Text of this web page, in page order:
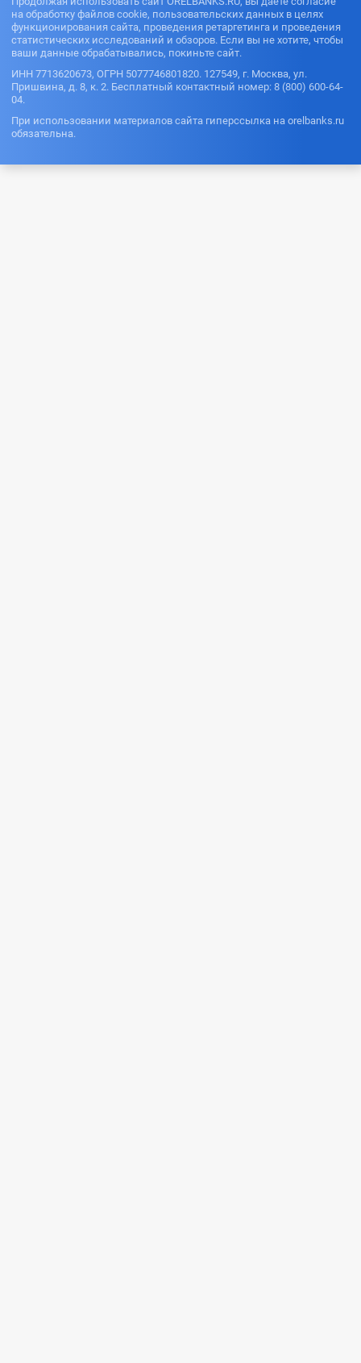
на обработку файлов cookie, пользовательских данных в целях
функционирования сайта, проведения ретаргетинга и проведения
статистических исследований и обзоров. Если вы не хотите, чтобы
ваши данные обрабатывались, покиньте сайт.
ИНН 7713620673, ОГРН 5077746801820. 127549, г. Москва, ул.
Пришвина, д. 8, к. 2. Бесплатный контактный номер: 8 (800) 600-64-
04.
При использовании материалов сайта гиперссылка на orelbanks.ru
обязательна.